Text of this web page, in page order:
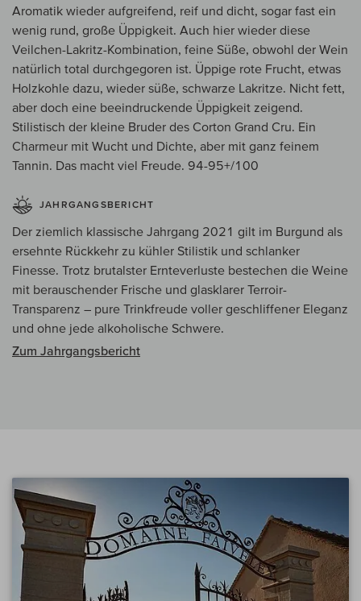
Aromatik wieder aufgreifend, reif und dicht, sogar fast ein
wenig rund, große Üppigkeit. Auch hier wieder diese
Veilchen-Lakritz-Kombination, feine Süße, obwohl der Wein
natürlich total durchgegoren ist. Üppige rote Frucht, etwas
Holzkohle dazu, wieder süße, schwarze Lakritze. Nicht fett,
aber doch eine beeindruckende Üppigkeit zeigend.
Stilistisch der kleine Bruder des Corton Grand Cru. Ein
Charmeur mit Wucht und Dichte, aber mit ganz feinem
Tannin. Das macht viel Freude. 94-95+/100
JAHRGANGSBERICHT
Der ziemlich klassische Jahrgang 2021 gilt im Burgund als
ersehnte Rückkehr zu kühler Stilistik und schlanker
Finesse. Trotz brutalster Ernteverluste bestechen die Weine
mit berauschender Frische und glasklarer Terroir-
Transparenz – pure Trinkfreude voller geschliffener Eleganz
und ohne jede alkoholische Schwere.
Zum Jahrgangsbericht